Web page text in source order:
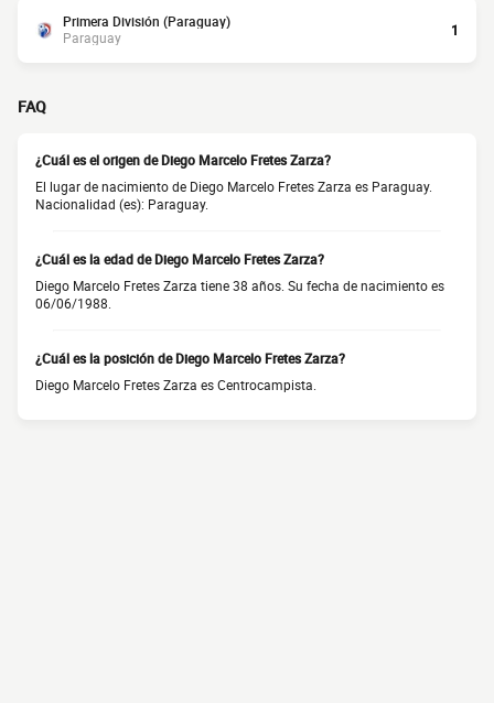
Primera División (Paraguay)
Paraguay
1
FAQ
¿Cuál es el origen de Diego Marcelo Fretes Zarza?
El lugar de nacimiento de Diego Marcelo Fretes Zarza es Paraguay.
Nacionalidad (es): Paraguay.
¿Cuál es la edad de Diego Marcelo Fretes Zarza?
Diego Marcelo Fretes Zarza tiene 38 años. Su fecha de nacimiento es
06/06/1988.
¿Cuál es la posición de Diego Marcelo Fretes Zarza?
Diego Marcelo Fretes Zarza es Centrocampista.